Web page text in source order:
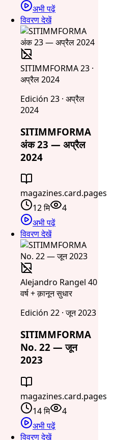
अभी पढ़ें
विवरण देखें
SITIMMFORMA 23 ·
अप्रैल 2024
Edición 23 · अप्रैल
2024
SITIMMFORMA
अंक 23 — अप्रैल
2024
magazines.card.pages
12 मि
4
अभी पढ़ें
विवरण देखें
Alejandro Rangel 40
वर्ष + क़ानून सुधार
Edición 22 · जून 2023
SITIMMFORMA
No. 22 — जून
2023
magazines.card.pages
14 मि
4
अभी पढ़ें
विवरण देखें